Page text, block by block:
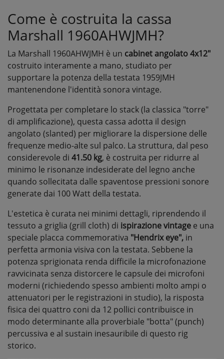
Come è costruita la cassa
Marshall 1960AHWJMH?
La Marshall 1960AHWJMH è un cabinet angolato 4x12"
costruito interamente a mano, studiato per
supportare la potenza della testata 1959JMH
mantenendone l'identità sonora vintage.
Progettata per completare lo stack (la classica "torre"
di amplificazione), questa cassa adotta il design
angolato (slanted) per migliorare la dispersione delle
frequenze medio-alte sul palco. La struttura, dal peso
considerevole di 41.50 kg, è costruita per ridurre al
minimo le risonanze indesiderate del legno anche
quando sollecitata dalle spaventose pressioni sonore
generate dai 100 Watt della testata.
L'estetica è curata nei minimi dettagli, riprendendo il
tessuto a griglia (grill cloth) di ispirazione vintage e una
speciale placca commemorativa "Hendrix eye", in
perfetta armonia visiva con la testata. Sebbene la
potenza sprigionata renda difficile la microfonazione
ravvicinata senza distorcere le capsule dei microfoni
moderni (richiedendo spesso ambienti molto ampi o
attenuatori per le registrazioni in studio), la risposta
fisica dei quattro coni da 12 pollici contribuisce in
modo determinante alla proverbiale "botta" (punch)
percussiva e al sustain inesauribile di questo rig
storico.